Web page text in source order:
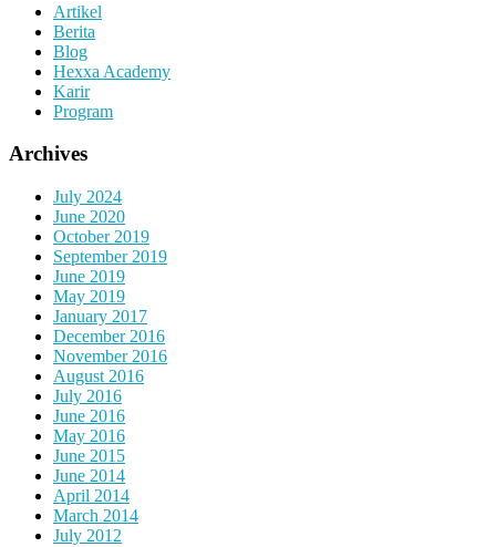
Artikel
Berita
Blog
Hexxa Academy
Karir
Program
Archives
July 2024
June 2020
October 2019
September 2019
June 2019
May 2019
January 2017
December 2016
November 2016
August 2016
July 2016
June 2016
May 2016
June 2015
June 2014
April 2014
March 2014
July 2012